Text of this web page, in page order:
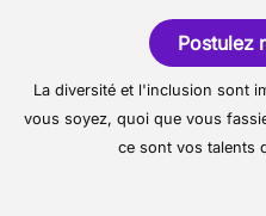
vitrines
Conseil et
Respect des
traçabilité
Participation à la
qualité de
faire traditionnelet
recherche un(e)
renforcer son équipe.
Notre priorité : le
Postulez
La diversité et l'inclusion sont
vous soyez, quoi que vous
ce sont vos talents